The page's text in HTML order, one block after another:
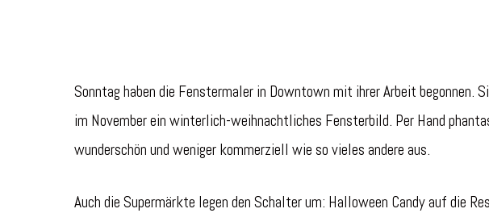
Sonntag haben die Fenstermaler in Downtown mit ihrer Arbeit begonnen.
im November ein winterlich-weihnachtliches Fensterbild. Per Hand
wunderschön und weniger kommerziell wie so vieles andere aus.
Auch die Supermärkte legen den Schalter um: Halloween Candy auf die